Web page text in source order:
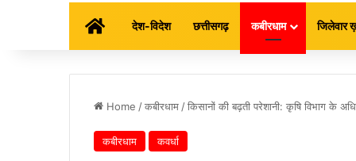
होम देश-विदेश छत्तीसगढ़ कबीरधाम जिलेवार
Home /कबीरधाम /किसानों की बढ़ती परेशानी: कृषि विभाग के
कबीरधाम कवर्धा